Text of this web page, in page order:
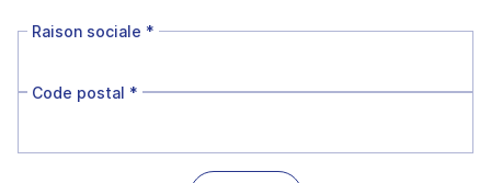
Raison sociale *
Code postal *